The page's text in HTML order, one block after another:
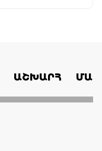
ԱՇԽԱՐՀ